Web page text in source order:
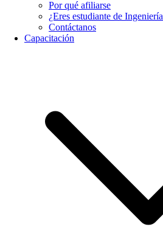
Por qué afiliarse
¿Eres estudiante de
Contáctanos
Capacitación